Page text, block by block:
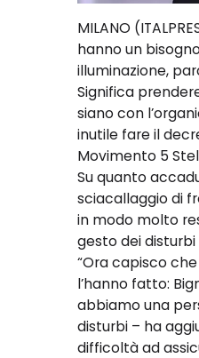
MILANO
hanno un
illuminazione,
Significa
siano con
inutile fare il
Movimento 5
Su quanto
sciacallaggio di
in modo molto
gesto dei disturbi
“Ora capisco
l’hanno fatto:
abbiamo una
disturbi – ha
difficoltà ad